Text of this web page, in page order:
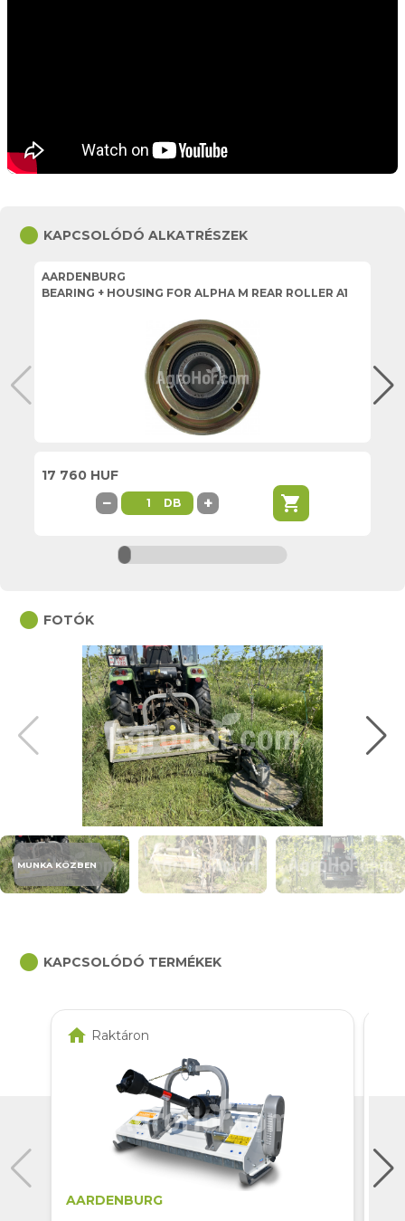
circle KAPCSOLÓDÓ ALKATRÉSZEK
AARDENBURG
BEARING + HOUSING FOR ALPHA M REAR ROLLER A1
17 760 HUF
− DB + shopping_cart
circle FOTÓK
MUNKA KÖZBEN
circle KAPCSOLÓDÓ TERMÉKEK
home Raktáron
AARDENBURG